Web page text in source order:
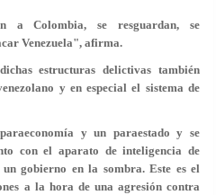
a Colombia, se resguardan, se
Venezuela", afirma.
estructuras delictivas también
y en especial el sistema de
y un paraestado y se
con el aparato de inteligencia de
gobierno en la sombra. Este es el
a la hora de una agresión contra